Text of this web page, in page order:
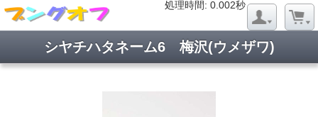
処理時間: 0.002秒
シヤチハタネーム6 梅沢(ウメザワ)
処理時間: 0.019秒